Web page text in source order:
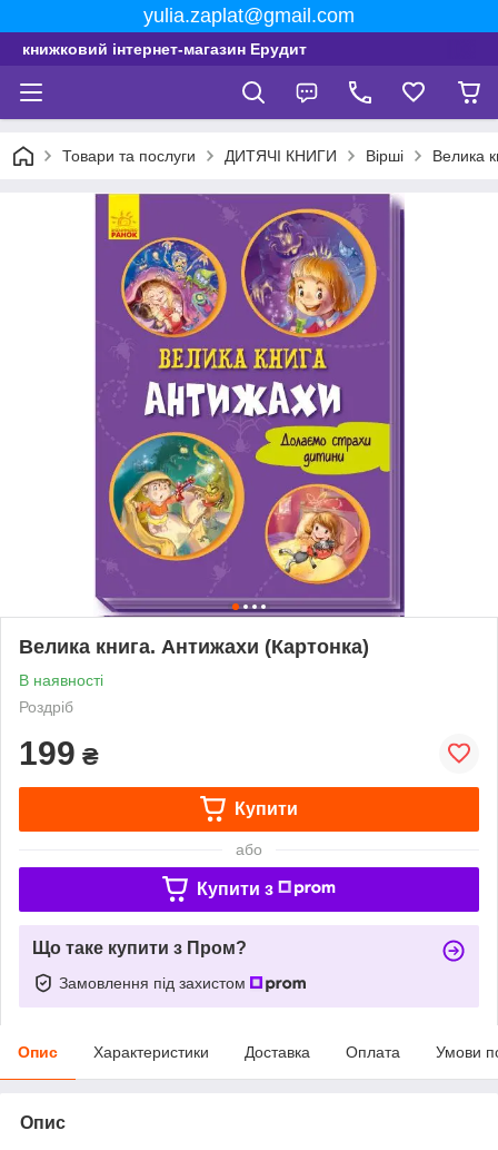
yulia.zaplat@gmail.com
книжковий інтернет-магазин Ерудит
Товари та послуги ДИТЯЧІ КНИГИ Вірші Велика
Велика книга. Антижахи (Картонка)
В наявності
Роздріб
199 ₴
Купити
або
Купити з
Що таке купити з Пром?
Замовлення під захистом
Опис Характеристики Доставка Оплата Умови
Опис